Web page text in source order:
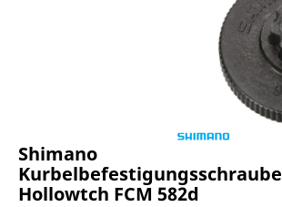
Shimano
Kurbelbefestigungsschraube
Hollowtch FCM 582d